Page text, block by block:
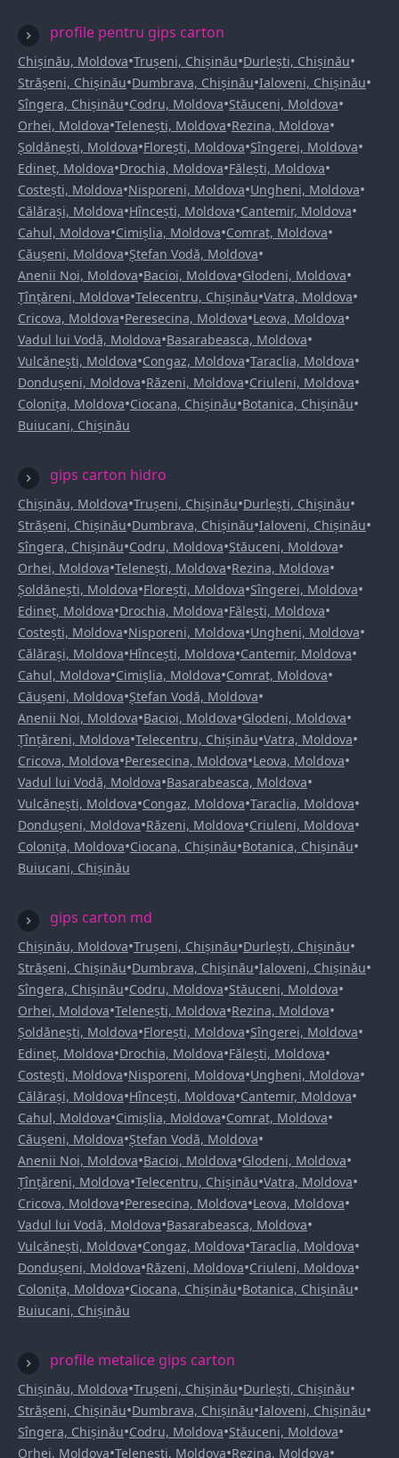
profile pentru gips carton
Chișinău, Moldova•Trușeni, Chișinău•Durlești, Chișinău•
Strășeni, Chișinău•Dumbrava, Chișinău•Ialoveni, Chișinău•
Sîngera, Chișinău•Codru, Moldova•Stăuceni, Moldova•
Orhei, Moldova•Telenești, Moldova•Rezina, Moldova•
Șoldănești, Moldova•Florești, Moldova•Sîngerei, Moldova•
Edineț, Moldova•Drochia, Moldova•Fălești, Moldova•
Costești, Moldova•Nisporeni, Moldova•Ungheni, Moldova•
Călărași, Moldova•Hîncești, Moldova•Cantemir, Moldova•
Cahul, Moldova•Cimișlia, Moldova•Comrat, Moldova•
Căușeni, Moldova•Ștefan Vodă, Moldova•
Anenii Noi, Moldova•Bacioi, Moldova•Glodeni, Moldova•
Țînțăreni, Moldova•Telecentru, Chișinău•Vatra, Moldova•
Cricova, Moldova•Peresecina, Moldova•Leova, Moldova•
Vadul lui Vodă, Moldova•Basarabeasca, Moldova•
Vulcănești, Moldova•Congaz, Moldova•Taraclia, Moldova•
Dondușeni, Moldova•Răzeni, Moldova•Criuleni, Moldova•
Colonița, Moldova•Ciocana, Chișinău•Botanica, Chișinău•
Buiucani, Chișinău
gips carton hidro
Chișinău, Moldova•Trușeni, Chișinău•Durlești, Chișinău•
Strășeni, Chișinău•Dumbrava, Chișinău•Ialoveni, Chișinău•
Sîngera, Chișinău•Codru, Moldova•Stăuceni, Moldova•
Orhei, Moldova•Telenești, Moldova•Rezina, Moldova•
Șoldănești, Moldova•Florești, Moldova•Sîngerei, Moldova•
Edineț, Moldova•Drochia, Moldova•Fălești, Moldova•
Costești, Moldova•Nisporeni, Moldova•Ungheni, Moldova•
Călărași, Moldova•Hîncești, Moldova•Cantemir, Moldova•
Cahul, Moldova•Cimișlia, Moldova•Comrat, Moldova•
Căușeni, Moldova•Ștefan Vodă, Moldova•
Anenii Noi, Moldova•Bacioi, Moldova•Glodeni, Moldova•
Țînțăreni, Moldova•Telecentru, Chișinău•Vatra, Moldova•
Cricova, Moldova•Peresecina, Moldova•Leova, Moldova•
Vadul lui Vodă, Moldova•Basarabeasca, Moldova•
Vulcănești, Moldova•Congaz, Moldova•Taraclia, Moldova•
Dondușeni, Moldova•Răzeni, Moldova•Criuleni, Moldova•
Colonița, Moldova•Ciocana, Chișinău•Botanica, Chișinău•
Buiucani, Chișinău
gips carton md
Chișinău, Moldova•Trușeni, Chișinău•Durlești, Chișinău•
Strășeni, Chișinău•Dumbrava, Chișinău•Ialoveni, Chișinău•
Sîngera, Chișinău•Codru, Moldova•Stăuceni, Moldova•
Orhei, Moldova•Telenești, Moldova•Rezina, Moldova•
Șoldănești, Moldova•Florești, Moldova•Sîngerei, Moldova•
Edineț, Moldova•Drochia, Moldova•Fălești, Moldova•
Costești, Moldova•Nisporeni, Moldova•Ungheni, Moldova•
Călărași, Moldova•Hîncești, Moldova•Cantemir, Moldova•
Cahul, Moldova•Cimișlia, Moldova•Comrat, Moldova•
Căușeni, Moldova•Ștefan Vodă, Moldova•
Anenii Noi, Moldova•Bacioi, Moldova•Glodeni, Moldova•
Țînțăreni, Moldova•Telecentru, Chișinău•Vatra, Moldova•
Cricova, Moldova•Peresecina, Moldova•Leova, Moldova•
Vadul lui Vodă, Moldova•Basarabeasca, Moldova•
Vulcănești, Moldova•Congaz, Moldova•Taraclia, Moldova•
Dondușeni, Moldova•Răzeni, Moldova•Criuleni, Moldova•
Colonița, Moldova•Ciocana, Chișinău•Botanica, Chișinău•
Buiucani, Chișinău
profile metalice gips carton
Chișinău, Moldova•Trușeni, Chișinău•Durlești, Chișinău•
Strășeni, Chișinău•Dumbrava, Chișinău•Ialoveni, Chișinău•
Sîngera, Chișinău•Codru, Moldova•Stăuceni, Moldova•
Orhei, Moldova•Telenești, Moldova•Rezina, Moldova•